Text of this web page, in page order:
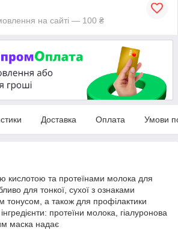
на сайті — 100 ₴
Доставка Оплата Умови
кислотою та протеїнами молока для
для тонкої, сухої з ознаками
тонусом, а також для профілактики
інгредієнти: протеїни молока, гіалуронова
маска надає